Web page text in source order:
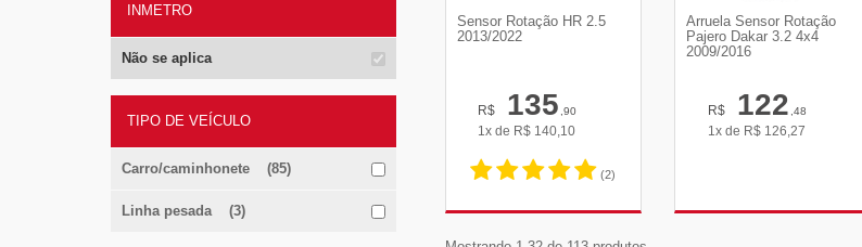
INMETRO
Não se aplica
TIPO DE VEÍCULO
Carro/caminhonete (85)
Linha pesada (3)
Sensor Rotação HR 2.5
2013/2022
R$ 135,90
1x de R$ 140,10
(2)
Arruela Sensor Rotação
Pajero Dakar 3.2 4x4
2009/2016
R$ 122,48
1x de R$ 126,27